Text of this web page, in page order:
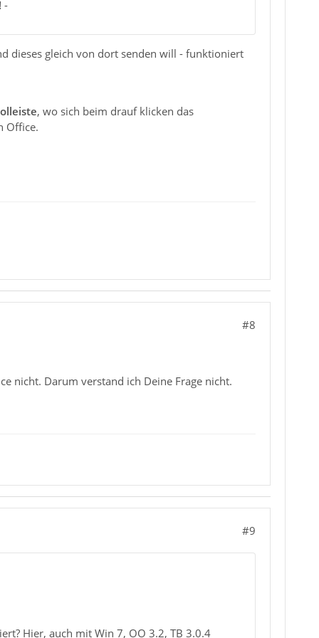
-
dieses gleich von dort senden will - funktioniert
, wo sich beim drauf klicken das
Office.
#8
nicht. Darum verstand ich Deine Frage nicht.
#9
Hier, auch mit Win 7, OO 3.2, TB 3.0.4